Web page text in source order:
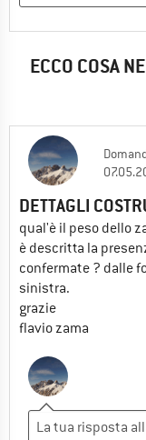
ECCO COSA
DETTAGLI
qual'è il peso dello
è descritta la
confermate ? dalle
sinistra.
grazie
flavio zama